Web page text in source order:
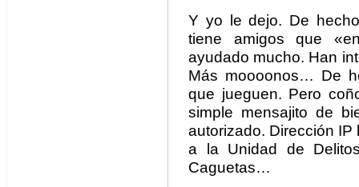
Y yo le dejo. De
tiene amigos que
ayudado mucho. Han
Más moooonos… De
que jueguen. Pero
simple mensajito de
autorizado. Dirección
a la Unidad de
Caguetas…